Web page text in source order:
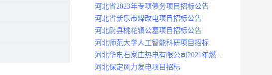
河北省2023年专项债务项目招标公告
河北省新乐市煤改电项目招标公告
河北尉县桃花镇公墓项目招标公告
河北师范大学人工智能科研项目招标
河北华电石家庄热电有限公司2021年燃料
分场辅助运行项目招标公告
河北保定风力发电项目招标